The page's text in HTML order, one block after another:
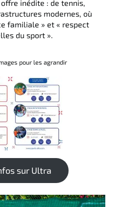
inédite : de tennis,
modernes, où
familiale » et « respect
du sport ».
pour les agrandir
sur Ultra